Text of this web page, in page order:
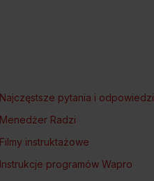
Najczęstsze pytania i odpowiedzi
Menedżer Radzi
Filmy instruktażowe
Instrukcje programów Wapro